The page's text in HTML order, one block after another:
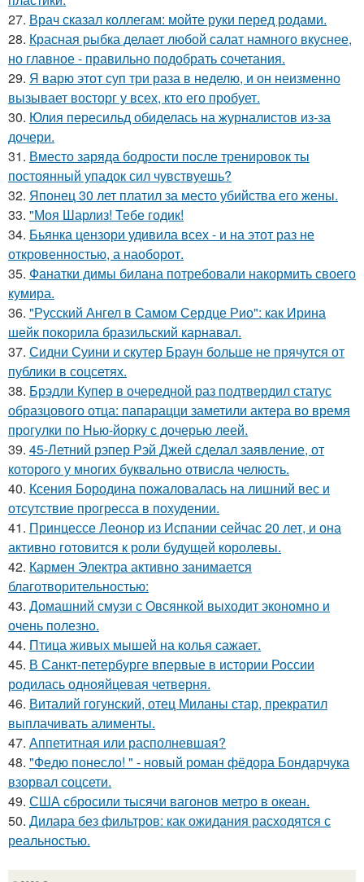
27. Врач сказал коллегам: мойте руки перед родами.
28. Красная рыбка делает любой салат намного вкуснее,
но главное - правильно подобрать сочетания.
29. Я варю этот суп три раза в неделю, и он неизменно
вызывает восторг у всех, кто его пробует.
30. Юлия пересильд обиделась на журналистов из-за
дочери.
31. Вместо заряда бодрости после тренировок ты
постоянный упадок сил чувствуешь?
32. Японец 30 лет платил за место убийства его жены.
33. "Моя Шарлиз! Тебе годик!
34. Бьянка цензори удивила всех - и на этот раз не
откровенностью, а наоборот.
35. Фанатки димы билана потребовали накормить своего
кумира.
36. "Русский Ангел в Самом Сердце Рио": как Ирина
шейк покорила бразильский карнавал.
37. Сидни Суини и скутер Браун больше не прячутся от
публики в соцсетях.
38. Брэдли Купер в очередной раз подтвердил статус
образцового отца: папарацци заметили актера во время
прогулки по Нью-йорку с дочерью леей.
39. 45-Летний рэпер Рэй Джей сделал заявление, от
которого у многих буквально отвисла челюсть.
40. Ксения Бородина пожаловалась на лишний вес и
отсутствие прогресса в похудении.
41. Принцессе Леонор из Испании сейчас 20 лет, и она
активно готовится к роли будущей королевы.
42. Кармен Электра активно занимается
благотворительностью:
43. Домашний смузи с Овсянкой выходит экономно и
очень полезно.
44. Птица живых мышей на колья сажает.
45. В Санкт-петербурге впервые в истории России
родилась однояйцевая четверня.
46. Виталий гогунский, отец Миланы стар, прекратил
выплачивать алименты.
47. Аппетитная или располневшая?
48. "Федю понесло! " - новый роман фёдора Бондарчука
взорвал соцсети.
49. США сбросили тысячи вагонов метро в океан.
50. Дилара без фильтров: как ожидания расходятся с
реальностью.